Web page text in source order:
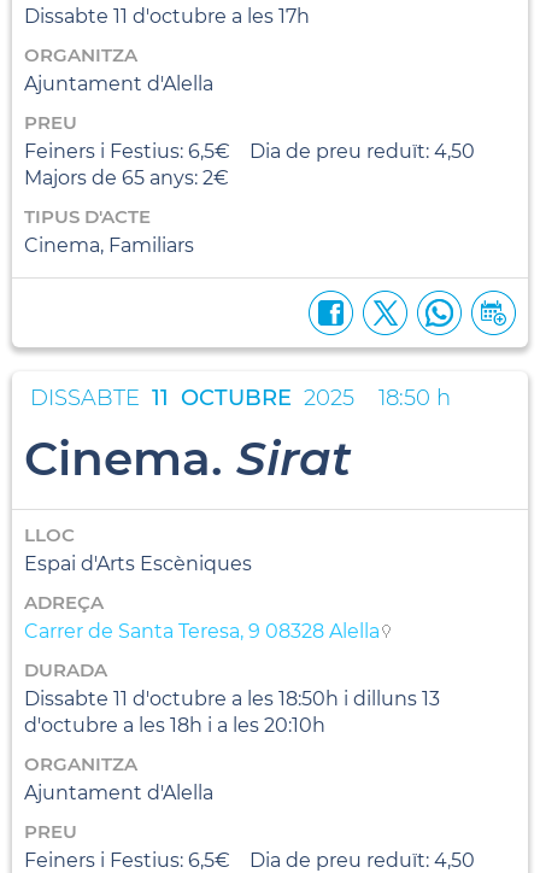
Dissabte 11 d'octubre a les 17h
ORGANITZA
Ajuntament d'Alella
PREU
Feiners i Festius: 6,5€ Dia de preu reduït: 4,50
Majors de 65 anys: 2€
TIPUS D'ACTE
Cinema, Familiars
DISSABTE 11 OCTUBRE 2025 18:50 h
Cinema. Sirat
LLOC
Espai d'Arts Escèniques
ADREÇA
Carrer de Santa Teresa, 9 08328 Alella
DURADA
Dissabte 11 d'octubre a les 18:50h i dilluns 13
d'octubre a les 18h i a les 20:10h
ORGANITZA
Ajuntament d'Alella
PREU
Feiners i Festius: 6,5€ Dia de preu reduït: 4,50